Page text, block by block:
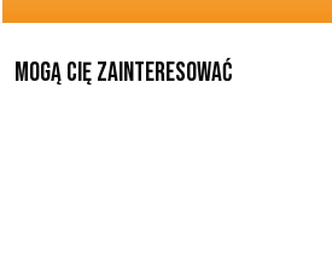
Mogą Cię zainteresować